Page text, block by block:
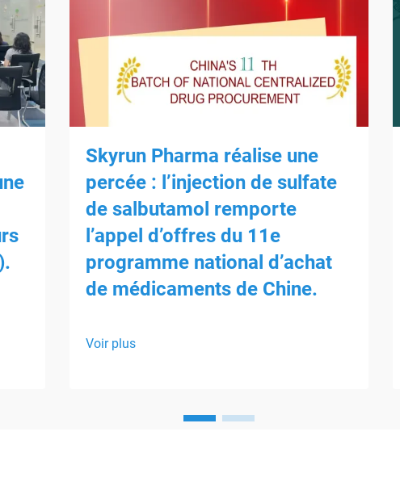
Skyrun Pharma réalise une
percée : l’injection de sulfate
de salbutamol remporte
l’appel d’offres du 11e
programme national d’achat
de médicaments de Chine.
Voir plus